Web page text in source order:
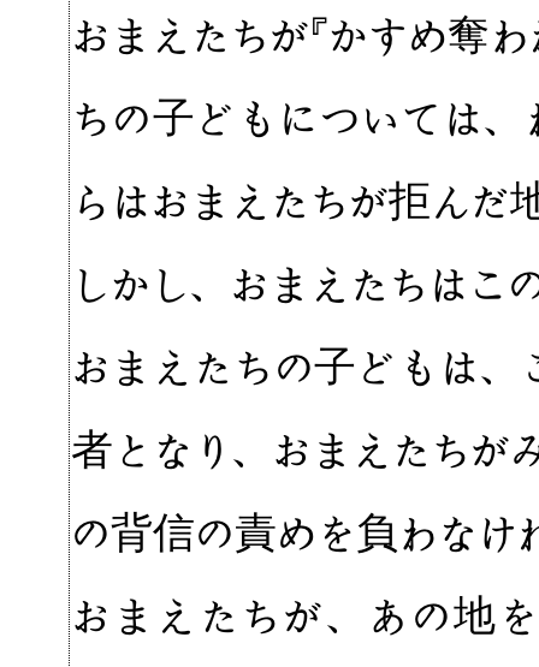
おまえたちが『かすめ奪
ちの子どもについては
らはおまえたちが拒んだ
しかし、おまえたちはこ
おまえたちの子どもは
者となり、おまえたちが
の背信の責めを負わなけ
おまえたちが、あの地